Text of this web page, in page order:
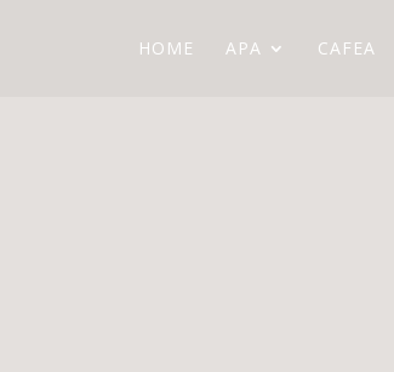
HOME APA CAFEA